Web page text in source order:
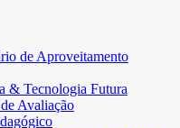
de Aproveitamento
& Tecnologia Futura
Avaliação